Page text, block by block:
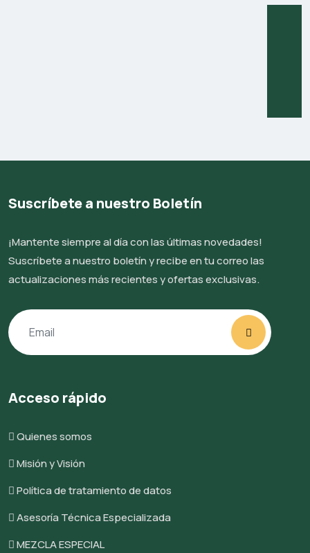
Suscríbete a nuestro Boletín
¡Mantente siempre al día con las últimas novedades!
Suscríbete a nuestro boletín y recibe en tu correo las
actualizaciones más recientes y ofertas exclusivas.
Acceso rápido
Quienes somos
Misión y Visión
Política de tratamiento de datos
Asesoría Técnica Especializada
MEZCLA ESPECIAL